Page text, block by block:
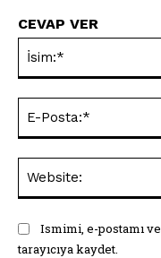
CEVAP VER
Ismimi, e-postamı
tarayıcıya kaydet.